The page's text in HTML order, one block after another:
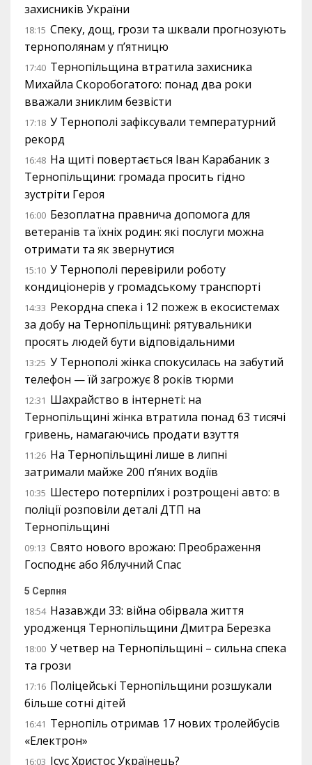
захисників України
18:15 Спеку, дощ, грози та шквали прогнозують
тернополянам у п’ятницю
17:40 Тернопільщина втратила захисника
Михайла Скоробогатого: понад два роки
вважали зниклим безвісти
17:18 У Тернополі зафіксували температурний
рекорд
16:48 На щиті повертається Іван Карабаник з
Тернопільщини: громада просить гідно
зустріти Героя
16:00 Безоплатна правнича допомога для
ветеранів та їхніх родин: які послуги можна
отримати та як звернутися
15:10 У Тернополі перевірили роботу
кондиціонерів у громадському транспорті
14:33 Рекордна спека і 12 пожеж в екосистемах
за добу на Тернопільщині: рятувальники
просять людей бути відповідальними
13:25 У Тернополі жінка спокусилась на забутий
телефон — їй загрожує 8 років тюрми
12:31 Шахрайство в інтернеті: на
Тернопільщині жінка втратила понад 63 тисячі
гривень, намагаючись продати взуття
11:26 На Тернопільщині лише в липні
затримали майже 200 п’яних водіїв
10:35 Шестеро потерпілих і розтрощені авто: в
поліції розповіли деталі ДТП на
Тернопільщині
09:13 Свято нового врожаю: Преображення
Господнє або Яблучний Спас
5 Серпня
18:54 Назавжди 33: війна обірвала життя
уродженця Тернопільщини Дмитра Березка
18:00 У четвер на Тернопільщині – сильна спека
та грози
17:16 Поліцейські Тернопільщини розшукали
більше сотні дітей
16:41 Тернопіль отримав 17 нових тролейбусів
«Електрон»
16:03 Ісус Христос Українець?